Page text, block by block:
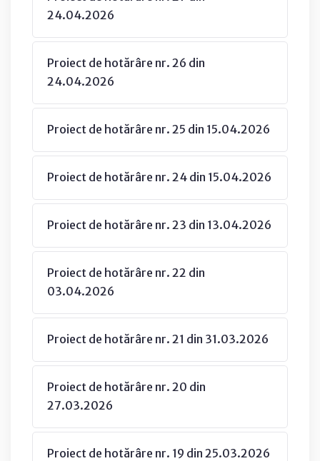
24.04.2026
Proiect de hotărâre nr. 26 din
24.04.2026
Proiect de hotărâre nr. 25 din 15.04.2026
Proiect de hotărâre nr. 24 din 15.04.2026
Proiect de hotărâre nr. 23 din 13.04.2026
Proiect de hotărâre nr. 22 din
03.04.2026
Proiect de hotărâre nr. 21 din 31.03.2026
Proiect de hotărâre nr. 20 din
27.03.2026
Proiect de hotărâre nr. 19 din 25.03.2026